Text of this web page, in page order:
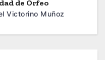
de Orfeo
Victorino Muñoz